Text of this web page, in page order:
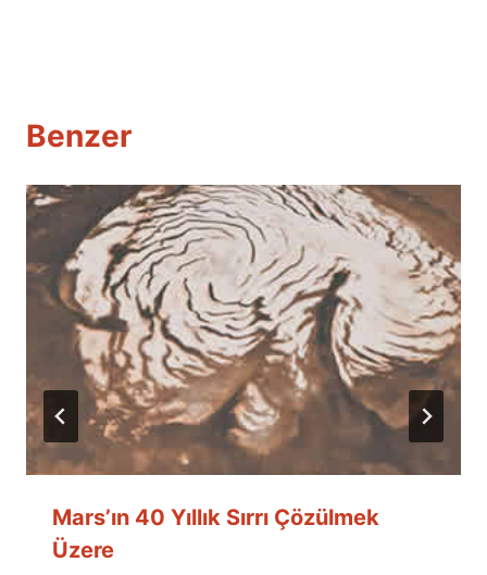
Benzer
Mars’ın 40 Yıllık Sırrı Çözülmek
Üzere